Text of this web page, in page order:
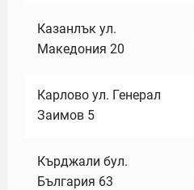
Казанлък ул.
Македония 20
Карлово ул. Генерал
Заимов 5
Кърджали бул.
България 63